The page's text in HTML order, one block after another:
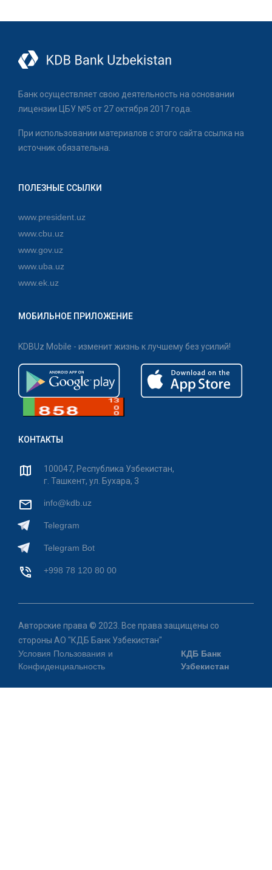
Банк осуществляет свою деятельность на основании
лицензии ЦБУ №5 от 27 октября 2017 года.
При использовании материалов с этого сайта ссылка на
источник обязательна.
ПОЛЕЗНЫЕ ССЫЛКИ
www.president.uz
www.cbu.uz
www.gov.uz
www.uba.uz
www.ek.uz
МОБИЛЬНОЕ ПРИЛОЖЕНИЕ
KDBUz Mobile - изменит жизнь к лучшему без усилий!
КОНТАКТЫ
100047, Республика Узбекистан,
г. Ташкент, ул. Бухара, 3
info@kdb.uz
Telegram
Telegram Bot
+998 78 120 80 00
Авторские права © 2023. Все права защищены со
стороны АО "КДБ Банк Узбекистан"
Условия Пользования и
Конфиденциальность
КДБ Банк
Узбекистан